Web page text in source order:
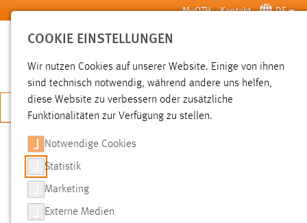
Zum Hauptinhalt springen MyOTH Kontakt DE
SUCHE
JETZT BEWERBEN
SUCHE
FILTER
COOKIE EINSTELLUNGEN
Wir nutzen Cookies auf unserer Website. Einige von ihnen
sind technisch notwendig, während andere uns helfen,
diese Website zu verbessern oder zusätzliche
Funktionalitäten zur Verfügung zu stellen.
Notwendige Cookies
Statistik
Marketing
Externe Medien